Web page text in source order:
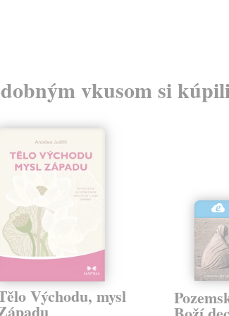
vkusom si
Východu, mysl